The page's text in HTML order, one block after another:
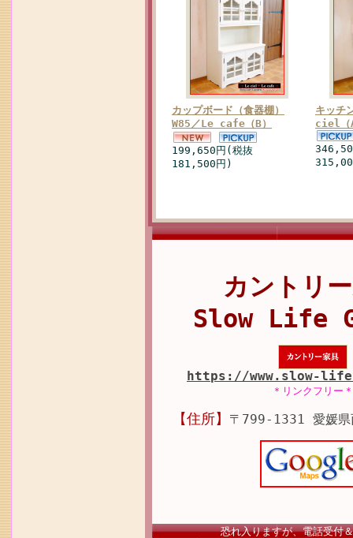
カップボード（食器棚）
W85／Le cafe（B）
199,650円(税抜
181,500円)
キッチ
ciel（
カントリ
Slow Life
https://www.slow-
＊リンクフリー＊
【住所】 〒799-1331 愛媛県
恐れ入りますが、電話受付